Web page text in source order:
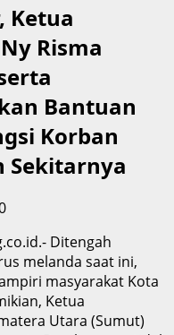
Ketua
Risma
Bantuan
Korban
Sekitarnya
Ditengah
melanda saat ini,
masyarakat Kota
Ketua
Utara (Sumut)